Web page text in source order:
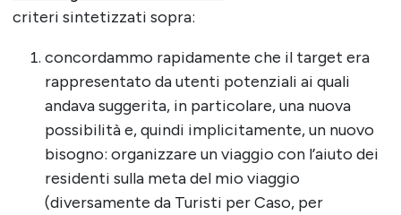
criteri sintetizzati sopra:
concordammo rapidamente che il target era
rappresentato da utenti potenziali ai quali
andava suggerita, in particolare, una nuova
possibilità e, quindi implicitamente, un nuovo
bisogno: organizzare un viaggio con l’aiuto dei
residenti sulla meta del mio viaggio
(diversamente da Turisti per Caso, per